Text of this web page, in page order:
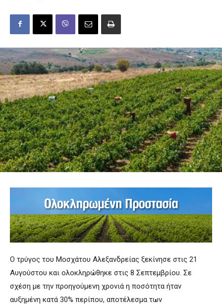
Ο τρύγος του Μοσχάτου Αλεξανδρείας ξεκίνησε στις 21
Αυγούστου και ολοκληρώθηκε στις 8 Σεπτεμβρίου. Σε
σχέση με την προηγούμενη χρονιά η ποσότητα ήταν
αυξημένη κατά 30% περίπου, αποτέλεσμα των